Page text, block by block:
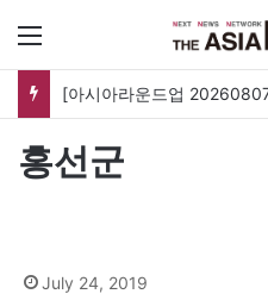
홍선군
July 24, 2019